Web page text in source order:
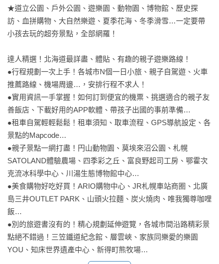
★道立公園、戶外公園、遊樂園、動物園、博物館、歷史探
訪、血拼購物、大自然樂遊、夏季花海、冬季滑雪…一定要帶
小孩去玩的超夯景點，全部網羅！
達人精選！北海道最詳盡、體貼、有趣的親子遊樂路線！
●行程規劃一次上手！各城市N個一日小旅、親子自駕遊、火車
推薦路線、機場周邊…，安排行程不求人！
●實用資訊一手掌握！如何訂到便宜的機票、挑選適合的親子友
善飯店、下載好用的APP軟體、帶孩子出國的事前準備…
●租車自駕輕輕鬆鬆！租車須知、取車流程、GPS導航設定、各
景點的Mapcode…
●親子景點一網打盡！円山動物園、莫埃來沼公園、札幌
SATOLAND體驗農場、四季彩之丘、富良野起司工房、鄂霍次
克流冰科學中心、川湯生態博物館中心…
●美食購物好吃好買！ARIO購物中心、JR札幌車站商圈、北廣
島三井OUTLET PARK、山頭火拉麵、炭火燒肉、唯我獨尊咖哩
飯…
●別的旅遊書沒有的！精心規劃延伸遊覽，各城市間沿路精彩景
點絕不錯過！三笠鐵道紀念館、層雲峽、家族同樂愛的樂園